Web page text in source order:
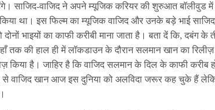
साजिद-वाजिद ने अपने म्यूजिक करियर की शुरुआत बॉलीवुड में
था। इस फिल्म का म्यूजिक वाजिद और उनके बड़े भाई
भाइयों का काफी करीबी माना जाता है। बता दें कि, दबंग के
तक की हाल ही में लॉकडाउन के दौरान सलमान खान का रिलीज़
किया है। जाहिर है कि वाजिद सलमान के दिल के काफी करीब
वाजिद खान आज इस दुनिया को अलविदा जरूर कह चुके हैं